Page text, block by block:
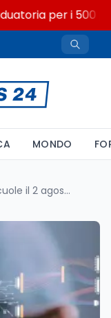
per i 500
MONDO
Ai Act nelle scuole il 2 agosto 2026: 26% dei docenti formato